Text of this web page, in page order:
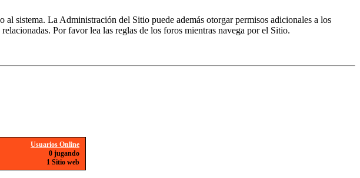
al sistema. La Administración del Sitio puede además otorgar permisos adicionales a los
Por favor lea las reglas de los foros mientras navega por el Sitio.
Usuarios Online
0 jugando
1 Sitio web